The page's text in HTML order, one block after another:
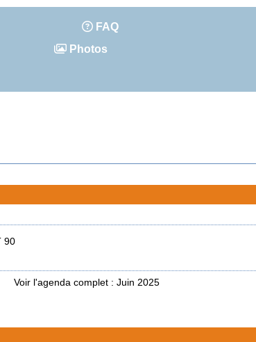
FAQ
Photos
90
Voir l'agenda complet : Juin 2025